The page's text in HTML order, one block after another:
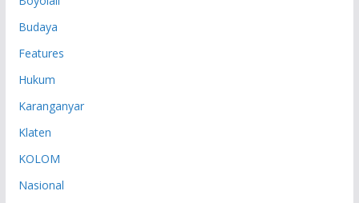
Budaya
Features
Hukum
Karanganyar
Klaten
KOLOM
Nasional